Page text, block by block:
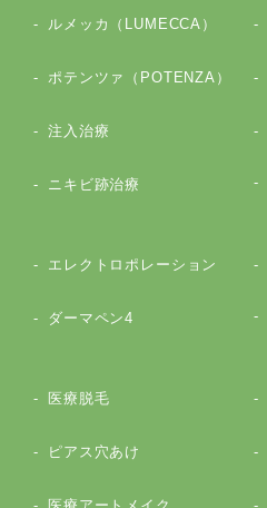
ルメッカ（LUMECCA）
ポテンツァ（POTENZA）
注入治療
ニキビ跡治療
エレクトロポレーション
ダーマペン4
医療脱毛
ピアス穴あけ